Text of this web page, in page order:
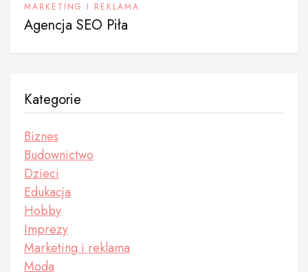
MARKETING I REKLAMA
Agencja SEO Piła
Kategorie
Biznes
Budownictwo
Dzieci
Edukacja
Hobby
Imprezy
Marketing i reklama
Moda